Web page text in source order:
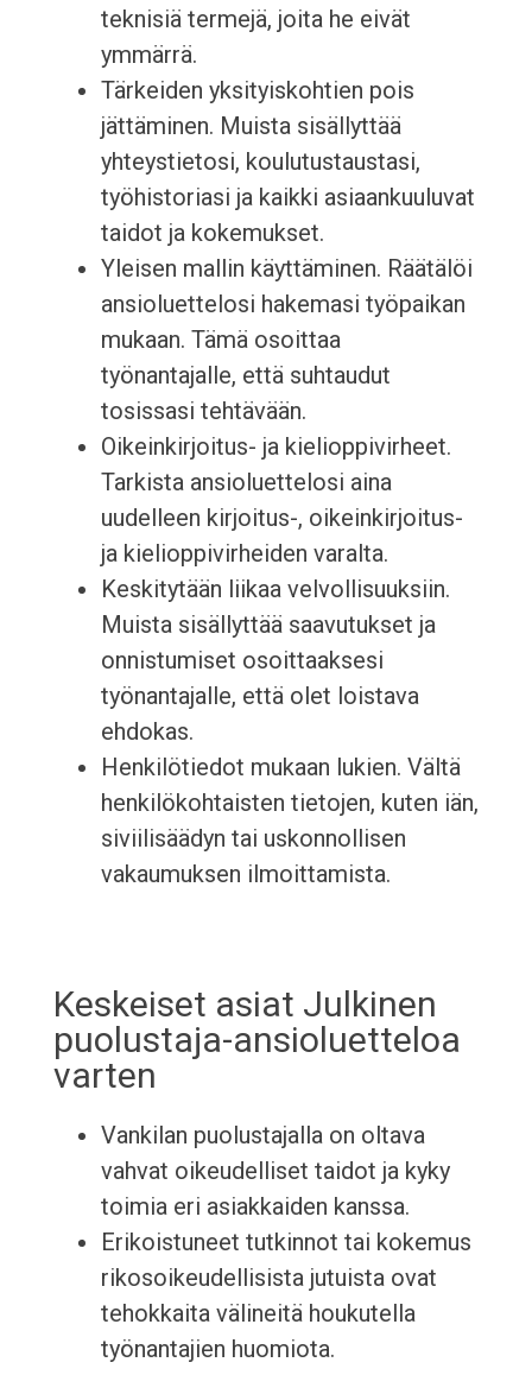
teknisiä termejä, joita he eivät
ymmärrä.
Tärkeiden yksityiskohtien pois
jättäminen. Muista sisällyttää
yhteystietosi, koulutustaustasi,
työhistoriasi ja kaikki asiaankuuluvat
taidot ja kokemukset.
Yleisen mallin käyttäminen. Räätälöi
ansioluettelosi hakemasi työpaikan
mukaan. Tämä osoittaa
työnantajalle, että suhtaudut
tosissasi tehtävään.
Oikeinkirjoitus- ja kielioppivirheet.
Tarkista ansioluettelosi aina
uudelleen kirjoitus-, oikeinkirjoitus-
ja kielioppivirheiden varalta.
Keskitytään liikaa velvollisuuksiin.
Muista sisällyttää saavutukset ja
onnistumiset osoittaaksesi
työnantajalle, että olet loistava
ehdokas.
Henkilötiedot mukaan lukien. Vältä
henkilökohtaisten tietojen, kuten iän,
siviilisäädyn tai uskonnollisen
vakaumuksen ilmoittamista.
Keskeiset asiat Julkinen
puolustaja-ansioluetteloa
varten
Vankilan puolustajalla on oltava
vahvat oikeudelliset taidot ja kyky
toimia eri asiakkaiden kanssa.
Erikoistuneet tutkinnot tai kokemus
rikosoikeudellisista jutuista ovat
tehokkaita välineitä houkutella
työnantajien huomiota.